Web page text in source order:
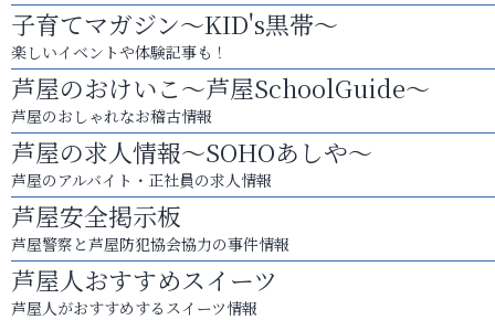
子育てマガジン～KID's黒帯～
楽しいイベントや体験記事も！
芦屋のおけいこ～芦屋SchoolGuide～
芦屋のおしゃれなお稽古情報
芦屋の求人情報～SOHOあしや～
芦屋のアルバイト・正社員の求人情報
芦屋安全掲示板
芦屋警察と芦屋防犯協会協力の事件情報
芦屋人おすすめスイーツ
芦屋人がおすすめするスイーツ情報